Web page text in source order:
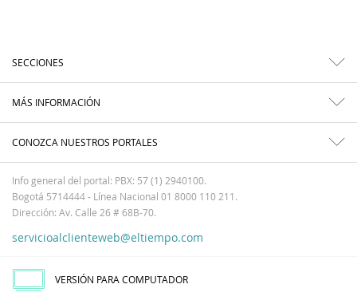
SECCIONES
MÁS INFORMACIÓN
CONOZCA NUESTROS PORTALES
Info general del portal: PBX: 57 (1) 2940100.
Bogotá 5714444 - Línea Nacional 01 8000 110 211.
Dirección: Av. Calle 26 # 68B-70.
servicioalclienteweb@eltiempo.com
VERSIÓN PARA COMPUTADOR